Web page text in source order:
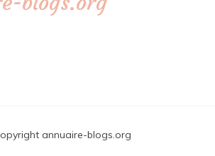
annuaire-blogs.org